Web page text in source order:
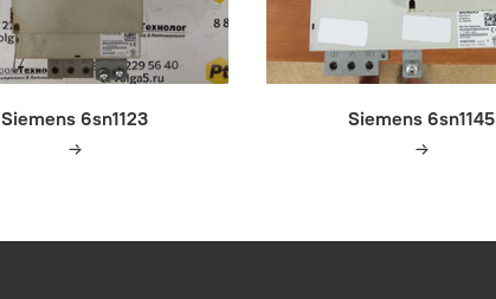
Siemens 6sn1123 Siemens 6sn1145